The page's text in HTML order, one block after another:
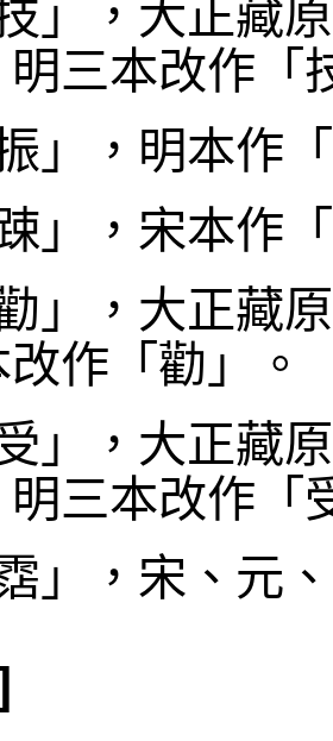
技」，大正藏
明三本改作「
振」，明本作
踈」，宋本作
勸」，大正藏
作「勸」。
受」，大正藏
明三本改作「
霑」，宋、元